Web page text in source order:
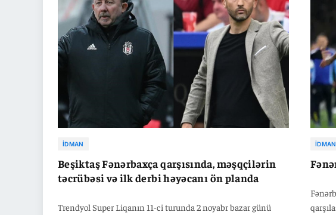
İDMAN
Beşiktaş Fənərbaxça qarşısında, məşqçilərin
təcrübəsi və ilk derbi həyəcanı ön planda
Trendyol Super Liqanın 11-ci turunda 2 noyabr bazar günü
İDMAN